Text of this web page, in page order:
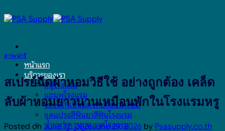
to
หน้าแรก
บริการของเรา
สบู่โรงแรม
แชมพูโรงแรม
ของใช้ที่เป็นมิตรกับสิ่งแวดล้อม
ชุดแปรงสีฟันยาสีฟันโรงแรม
น้ำยาทำความสะอาดโรงแรม
สาระน่ารู้
สเปรย์ฉีดผ้าหอมวิธีใช้ อย่างถูกต้อง เคล็ด
ลับผ้าหอมยาวนานเหมือนพักในโรงแรมหรู
Posted on June 12, 2026June 29, 2026 by Psasupply.co.th